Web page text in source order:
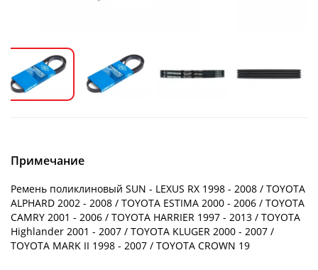
Примечание
Ремень поликлиновый SUN - LEXUS RX 1998 - 2008 / TOYOTA
ALPHARD 2002 - 2008 / TOYOTA ESTIMA 2000 - 2006 / TOYOTA
CAMRY 2001 - 2006 / TOYOTA HARRIER 1997 - 2013 / TOYOTA
Highlander 2001 - 2007 / TOYOTA KLUGER 2000 - 2007 /
TOYOTA MARK II 1998 - 2007 / TOYOTA CROWN 19